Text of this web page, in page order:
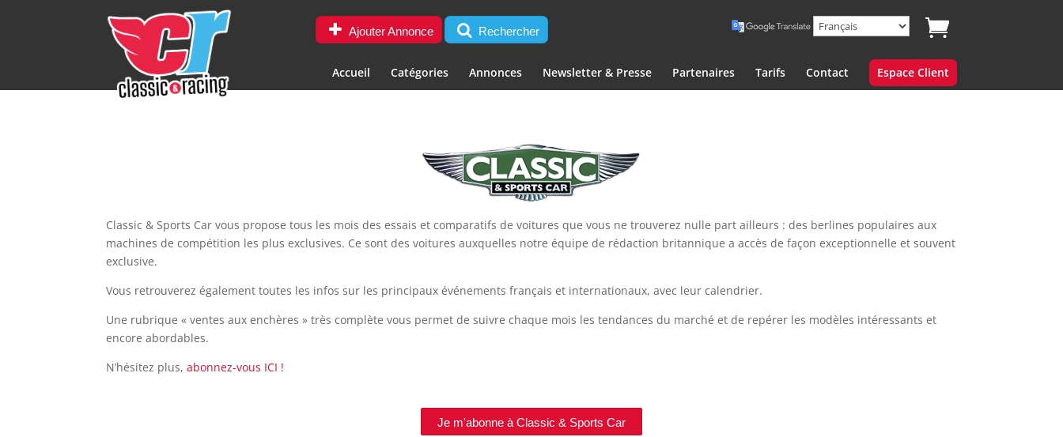
Ajouter Annonce Rechercher
Accueil Catégories Annonces Newsletter & Presse Partenaires Tarifs Contact Espace Client
Classic & Sports Car vous propose tous les mois des essais et comparatifs de voitures que vous ne trouverez nulle part ailleurs : des berlines populaires aux
machines de compétition les plus exclusives. Ce sont des voitures auxquelles notre équipe de rédaction britannique a accès de façon exceptionnelle et souvent
exclusive.
Vous retrouverez également toutes les infos sur les principaux événements français et internationaux, avec leur calendrier.
Une rubrique « ventes aux enchères » très complète vous permet de suivre chaque mois les tendances du marché et de repérer les modèles intéressants et
encore abordables.
N’hésitez plus,abonnez-vous ICI !
Je m'abonne à Classic & Sports Car